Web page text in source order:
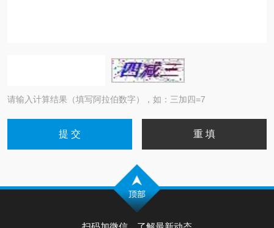
请输入计算结果（填写阿拉伯数字），如：三加四=7